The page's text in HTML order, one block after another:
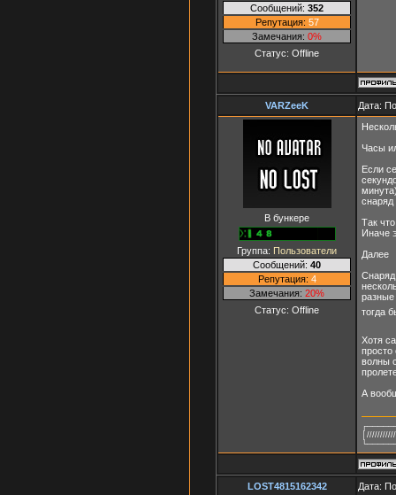
Сообщений: 352
Репутация: 57
Замечания: 0%
Статус: Offline
VARZeeK Дата:
В бункере
Группа: Пользователи
Сообщений: 40
Репутация: 4
Замечания: 20%
Статус: Offline
Часы
Если
снаряд
Так
Иначе
Далее
Снаряд
тогда
Хотя
волны
А
LOST4815162342 Дата: